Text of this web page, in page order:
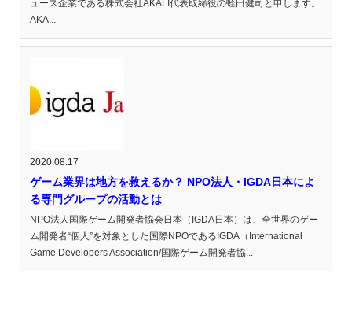
ュース企業である株式会社AKALI代表取締役の蛭田健司と申します。
AKA...
2020.08.17
ゲーム業界は地方を救えるか？ NPO法人・IGDA日本によ
る専門グループの活動とは
NPO法人国際ゲーム開発者協会日本（IGDA日本）は、全世界のゲー
ム開発者“個人”を対象とした国際NPOであるIGDA（International
Game Developers Association/国際ゲーム開発者協...